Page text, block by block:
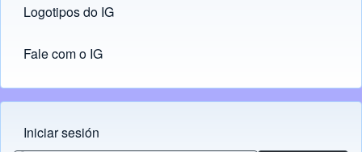
Logotipos do IG
(opens in new tab)
Fale com o IG
Menu do usuário
Iniciar sesión